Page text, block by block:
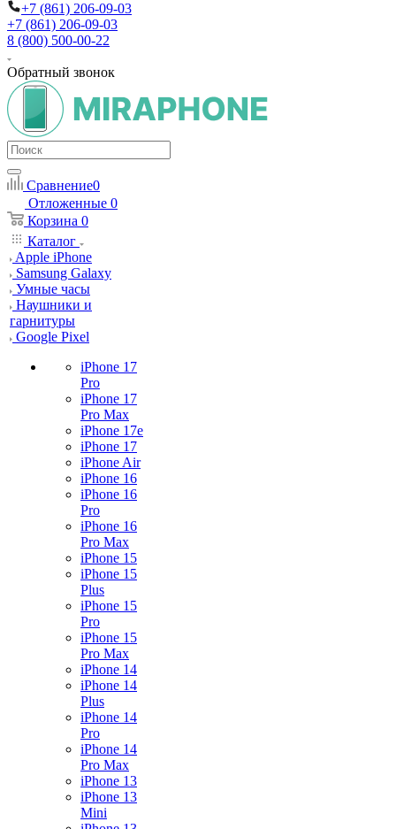
+7 (861) 206-09-03
+7 (861) 206-09-03
8 (800) 500-00-22
Обратный звонок
Сравнение0
Отложенные 0
Корзина 0
Каталог
Apple iPhone
Samsung Galaxy
Умные часы
Наушники и
гарнитуры
Google Pixel
iPhone 17
Pro
iPhone 17
Pro Max
iPhone 17e
iPhone 17
iPhone Air
iPhone 16
iPhone 16
Pro
iPhone 16
Pro Max
iPhone 15
iPhone 15
Plus
iPhone 15
Pro
iPhone 15
Pro Max
iPhone 14
iPhone 14
Plus
iPhone 14
Pro
iPhone 14
Pro Max
iPhone 13
iPhone 13
Mini